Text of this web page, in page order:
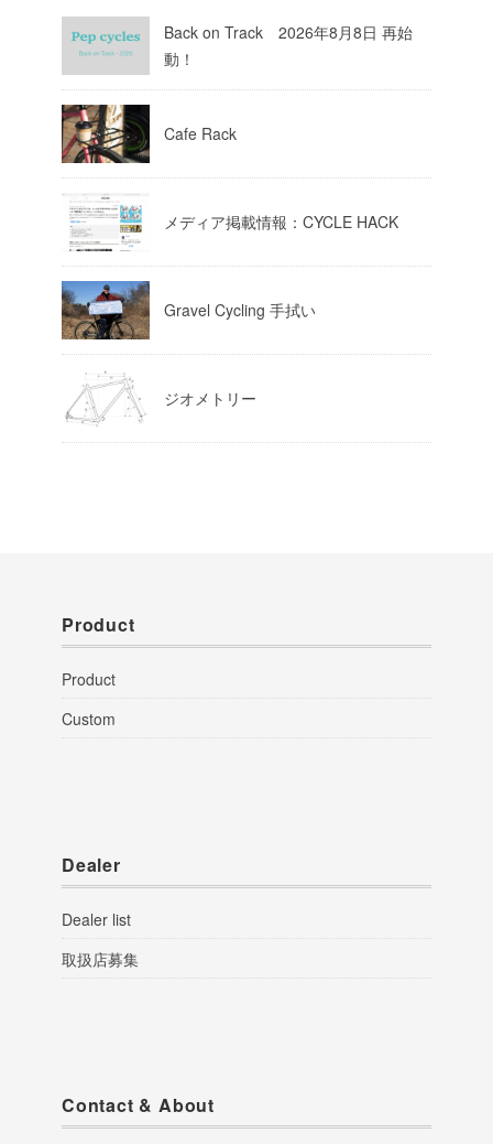
今週はお知らせがいっぱいあるのでチ
ェックしてて下さいね！
Back on Track 2026年8月8日 再始
動！
Cafe Rack
メディア掲載情報：CYCLE HACK
Gravel Cycling 手拭い
ジオメトリー
Product
Product
Custom
Dealer
Dealer list
取扱店募集
Contact & About